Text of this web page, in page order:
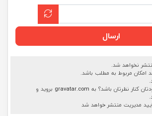
ارسال
نخواهد شد.
امکان مربوط به مطلب باشد.
کنار نظرتان باشد؟ به gravatar.com بروید و
مدیریت منتشر خواهد شد